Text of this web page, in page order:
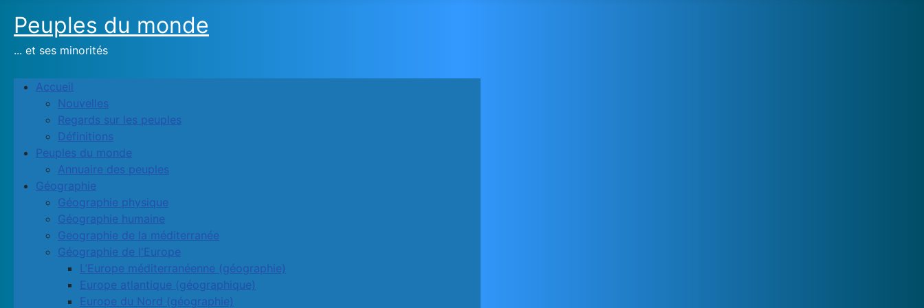
Peuples du monde
... et ses minorités
Accueil
Nouvelles
Regards sur les peuples
Définitions
Peuples du monde
Annuaire des peuples
Géographie
Géographie physique
Géographie humaine
Geographie de la méditerranée
Géographie de l'Europe
L’Europe méditerranéenne (géographie)
Europe atlantique (géographique)
Europe du Nord (géographie)